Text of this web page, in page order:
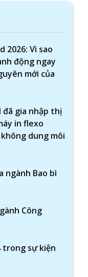
2026: Vì sao
động ngay
mới của
đã gia nhập thị
in flexo
không dung môi
ngành Bao bì
Công
trong sự kiện